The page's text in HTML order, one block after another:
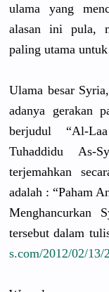
ulama yang
alasan ini pula,
paling utama
Ulama besar
adanya gerakan
berjudul “Al-
Tuhaddidu As-
terjemahkan
adalah : “Paham
Menghancurkan
tersebut dalam
s.com/2012/02/13/